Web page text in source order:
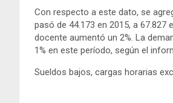
Con respecto a este dato, se
pasó de 44.173 en 2015, a
docente aumentó un 2%. La
1% en este período, según el
Sueldos bajos, cargas horarias